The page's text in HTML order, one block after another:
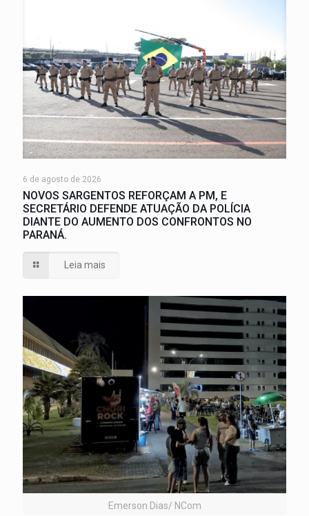
6 de agosto de 2026
NOVOS SARGENTOS REFORÇAM A PM, E
SECRETÁRIO DEFENDE ATUAÇÃO DA POLÍCIA
DIANTE DO AUMENTO DOS CONFRONTOS NO
PARANÁ.
Leia mais
Emerson Dias/ NCom